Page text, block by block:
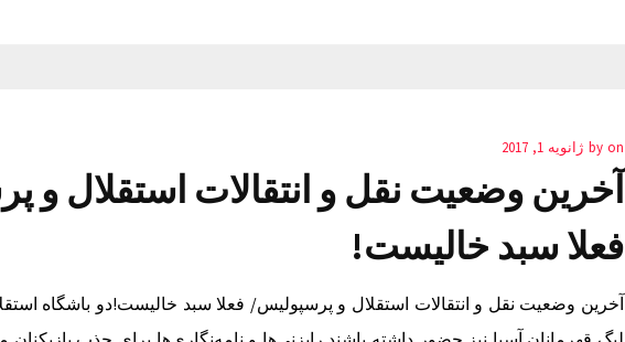
by on ژانویه 1, 2017
آخرین وضعیت نقل و انتقالات استقلال و
فعلا سبد خالیست!
آخرین وضعیت نقل و انتقالات استقلال و پرسپولیس/ فعلا سبد خالیست!دو باشگاه